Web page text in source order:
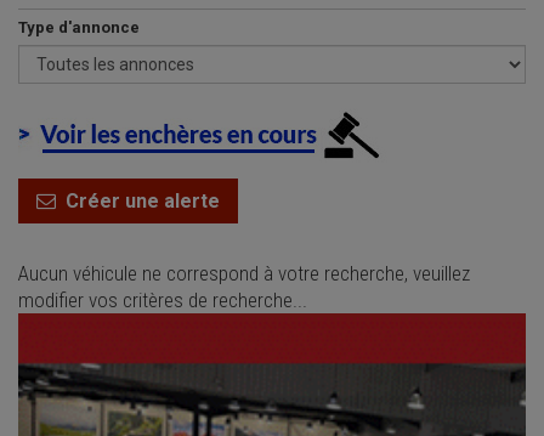
Type d'annonce
Créer une alerte
Aucun véhicule ne correspond à votre recherche, veuillez
modifier vos critères de recherche...